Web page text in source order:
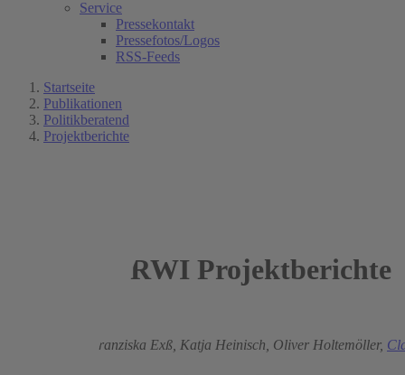
Service
Pressekontakt
Pressefotos/Logos
RSS-Feeds
Startseite
Publikationen
Politikberatend
Projektberichte
RWI Projektberichte
Franziska Exß, Katja Heinisch, Oliver Holtemöller,